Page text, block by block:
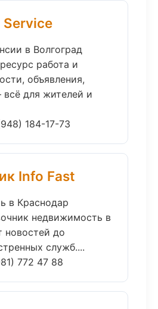
в Волгоград
работа и
объявления,
для жителей и
184-17-73
Info Fast
в Краснодар
недвижимость в
новостей до
служб....
772 47 88